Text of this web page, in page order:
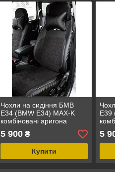
Чохли на сидіння БМВ
Е34 (BMW E34) MAX-K
комбіновані аригона
алькантара
5 900₴
Купити
Е39
5